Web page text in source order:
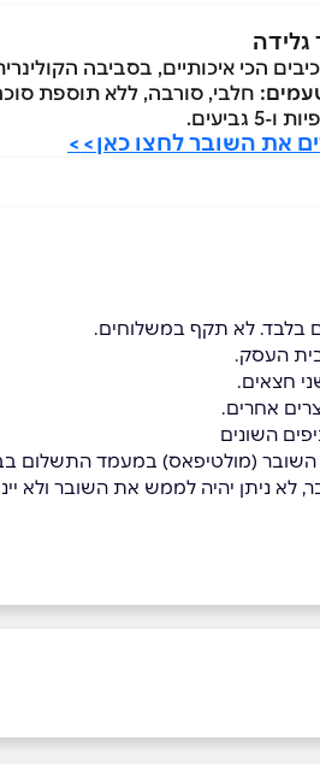
הכי איכותיים, בסביבה
חלבי, סורבה, ללא תוספת
את השובר לחצו כאן>>
בלבד. לא תקף במשלוחים.
העסק.
חצאים.
אחרים.
השונים
השובר (מולטיפאס) במעמד התשלום
ניתן יהיה לממש את השובר ולא